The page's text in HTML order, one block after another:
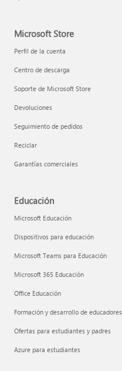
Microsoft Store
Perfil de la cuenta
Centro de descarga
Soporte de Microsoft Store
Devoluciones
Seguimiento de pedidos
Reciclar
Garantías comerciales
Educación
Microsoft Educación
Dispositivos para educación
Microsoft Teams para Educación
Microsoft 365 Educación
Office Educación
Formación y desarrollo de educadores
Ofertas para estudiantes y padres
Azure para estudiantes